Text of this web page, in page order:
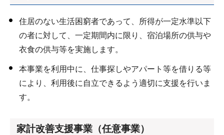
住居のない生活困窮者であって、所得が一定水準以下
の者に対して、一定期間内に限り、宿泊場所の供与や
衣食の供与等を実施します。
本事業を利用中に、仕事探しやアパート等を借りる等
により、利用後に自立できるよう適切に支援を行いま
す。
家計改善支援事業（任意事業）